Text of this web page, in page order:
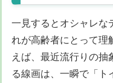
一見するとオシャレな
れが高齢者にとって理
えば、最近流行りの
る線画は、一瞬で「ト